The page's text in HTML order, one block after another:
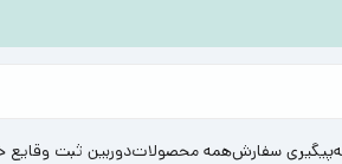
پیگیری سفارشهمه محصولاتدوربین ثبت وقایع